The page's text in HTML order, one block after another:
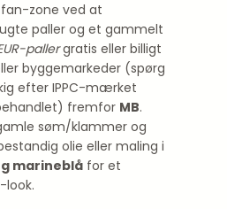
zone ved at
paller og et gammelt
pallergratis eller billigt
byggemarkeder (spørg
efter IPPC-mærket
fremfor MB.
søm/klammer og
olie eller maling i
marineblå for et
look.